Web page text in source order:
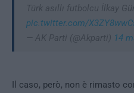
Türk asıllı futbolcu İlkay
pic.twitter.com/
— AK Parti (@Akparti) 14
Il caso, però, non è rimasto